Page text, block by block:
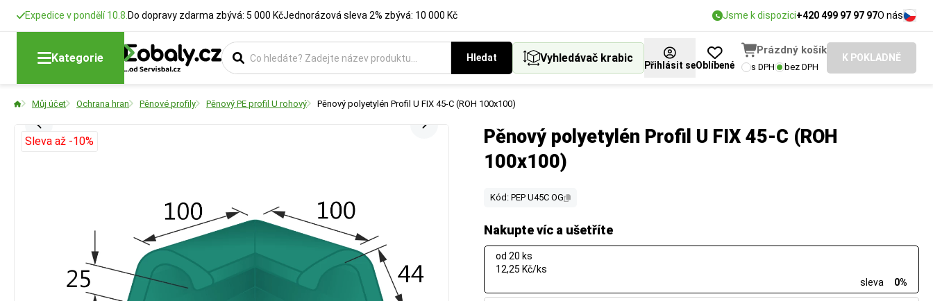
Expedice v pondělí 10.8. Do dopravy zdarma zbývá: 5 000 KčJednorázová sleva 2% zbývá: 10 000 Kč Jsme k dispozici+420 499 97 97 97O nás
Kategorie Hledat Vyhledávač krabic
Přihlásit seOblíbené
Prázdný košík
s DPH bez DPH
K POKLADNĚ
Můj účet Ochrana hran Pěnové profily Pěnový PE profil U rohový Pěnový polyetylén Profil U FIX 45-C (ROH 100x100)
Pěnový polyetylén Profil U FIX 45-C (ROH
100x100)
Kód: PEP U45C OG
Nakupte víc a ušetříte
od 20 ks
12,25 Kč/ks
sleva
0%
Sleva až -10%